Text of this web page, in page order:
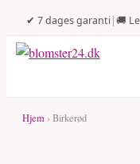
✔ 7 dages garanti|🚚
Hjem › Birkerød